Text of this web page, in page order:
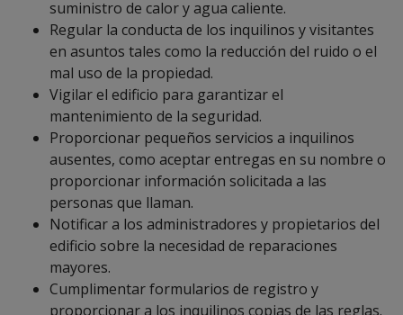
suministro de calor y agua caliente.
Regular la conducta de los inquilinos y visitantes
en asuntos tales como la reducción del ruido o el
mal uso de la propiedad.
Vigilar el edificio para garantizar el
mantenimiento de la seguridad.
Proporcionar pequeños servicios a inquilinos
ausentes, como aceptar entregas en su nombre o
proporcionar información solicitada a las
personas que llaman.
Notificar a los administradores y propietarios del
edificio sobre la necesidad de reparaciones
mayores.
Cumplimentar formularios de registro y
proporcionar a los inquilinos copias de las reglas.